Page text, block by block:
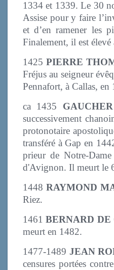
1334 et 1339. Le 30
Assise pour y faire
et d’en ramener les
Finalement, il est
1425PIERRE
Fréjus au seigneur
Pennafort, à Callas, en
ca 1435
successivement
protonotaire
transféré à Gap en
prieur de Notre-
d'Avignon. Il meurt le
1448RAYMOND
Riez.
1461BERNARD DE
meurt en 1482.
1477-1489 JEAN
censures portées